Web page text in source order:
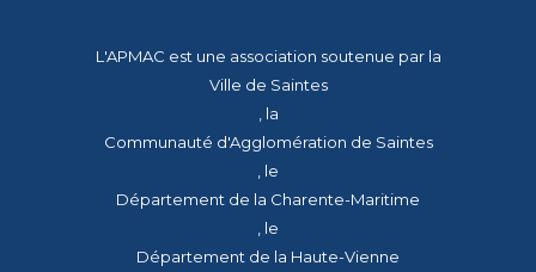
L'APMAC est une association soutenue par la
Ville de Saintes
, la
Communauté d'Agglomération de Saintes
, le
Département de la Charente-Maritime
, le
Département de la Haute-Vienne